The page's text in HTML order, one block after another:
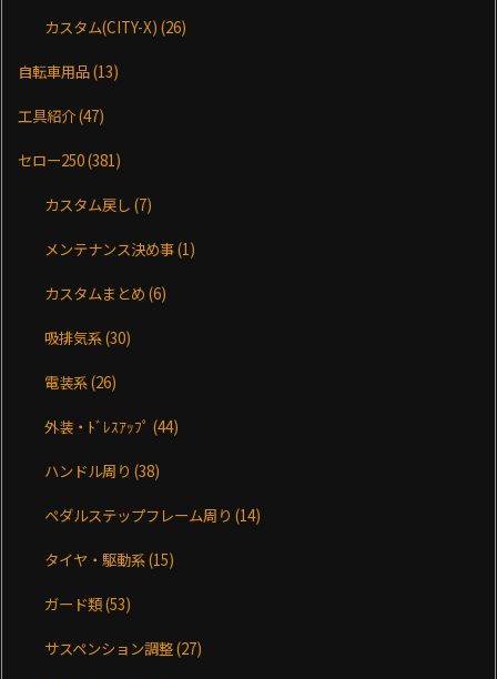
カスタム(CITY-X)(26)
自転車用品(13)
工具紹介(47)
セロー250(381)
カスタム戻し(7)
メンテナンス決め事(1)
カスタムまとめ(6)
吸排気系(30)
電装系(26)
外装・ﾄﾞﾚｽｱｯﾌﾟ(44)
ハンドル周り(38)
ペダルステップフレーム周り(14)
タイヤ・駆動系(15)
ガード類(53)
サスペンション調整(27)